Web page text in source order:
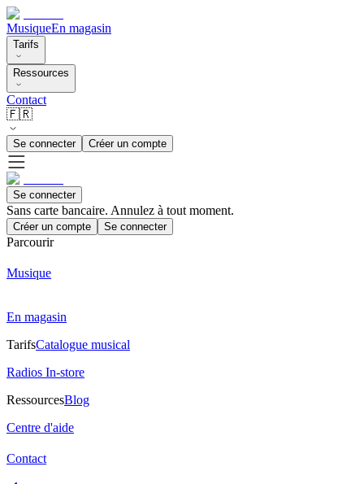
MusiqueEn magasin
Tarifs
Ressources
Contact
🇫🇷
Se connecter Créer un compte
Se connecter
Sans carte bancaire. Annulez à tout moment.
Créer un compte Se connecter
Parcourir
Musique
En magasin
TarifsCatalogue musical
Radios In-store
RessourcesBlog
Centre d'aide
Contact